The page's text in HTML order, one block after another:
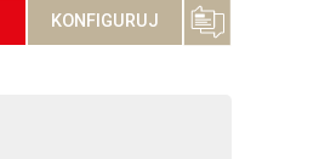
KONFIGURUJ